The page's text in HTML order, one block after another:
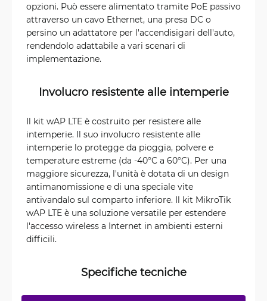
opzioni. Può essere alimentato tramite PoE passivo
attraverso un cavo Ethernet, una presa DC o
persino un adattatore per l'accendisigari dell'auto,
rendendolo adattabile a vari scenari di
implementazione.
Involucro resistente alle intemperie
Il kit wAP LTE è costruito per resistere alle
intemperie. Il suo involucro resistente alle
intemperie lo protegge da pioggia, polvere e
temperature estreme (da -40°C a 60°C). Per una
maggiore sicurezza, l'unità è dotata di un design
antimanomissione e di una speciale vite
antivandalo sul comparto inferiore. Il kit MikroTik
wAP LTE è una soluzione versatile per estendere
l'accesso wireless a Internet in ambienti esterni
difficili.
Specifiche tecniche